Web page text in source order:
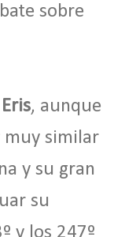
sobre
Eris, aunque
muy similar
y su gran
su
y los 247º